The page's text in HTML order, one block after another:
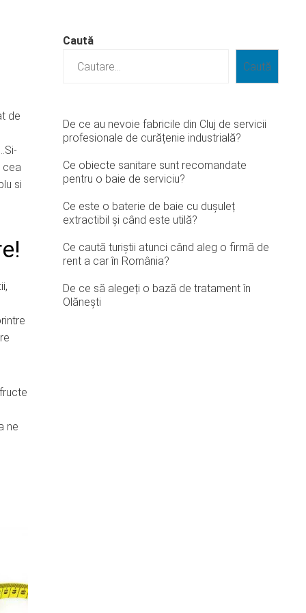
de
cea
si
ne
Caută
Caută
De ce au nevoie fabricile din Cluj de servicii
profesionale de curățenie industrială?
Ce obiecte sanitare sunt recomandate
pentru o baie de serviciu?
Ce este o baterie de baie cu dușuleț
extractibil și când este utilă?
Ce caută turiștii atunci când aleg o firmă de
rent a car în România?
De ce să alegeți o bază de tratament în
Olănești